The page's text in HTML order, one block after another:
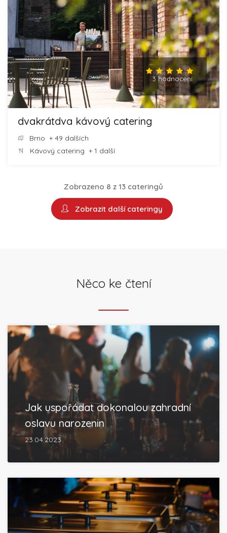
3 hodnocení
dvakrátdva kávový catering
Brno + 49 dalších
Kávový catering + 1 další
Zobrazeno 8 z 13 cateringů
Zobrazit další cateringy
Něco ke čtení
Jak uspořádat dokonalou zahradní
oslavu narozenin
23.04.2023